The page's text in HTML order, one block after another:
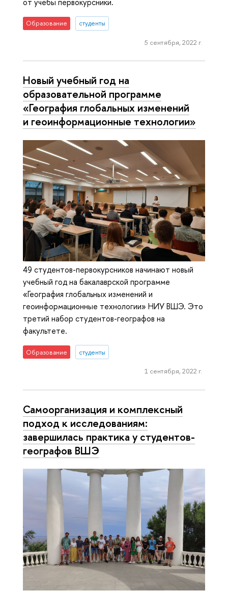
Образование студенты
5 сентября, 2022 г.
Новый учебный год на
образовательной программе
«География глобальных изменений
и геоинформационные технологии»
49 студентов-первокурсников начинают новый
учебный год на бакалаврской программе
«География глобальных изменений и
геоинформационные технологии» НИУ ВШЭ. Это
третий набор студентов-географов на
факультете.
Образование студенты
1 сентября, 2022 г.
Самоорганизация и комплексный
подход к исследованиям:
завершилась практика у студентов-
географов ВШЭ